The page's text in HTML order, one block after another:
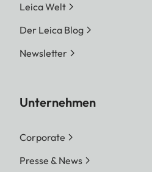
Leica Welt
Der Leica Blog
Newsletter
Unternehmen
Corporate
Presse & News